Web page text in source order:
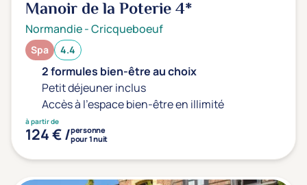
Manoir de la Poterie4*
Normandie-Cricqueboeuf
Spa 4.4
2 formules bien-être au choix
Petit déjeuner inclus
Accès à l'espace bien-être en illimité
à partir de
124 € /personne
pour 1 nuit